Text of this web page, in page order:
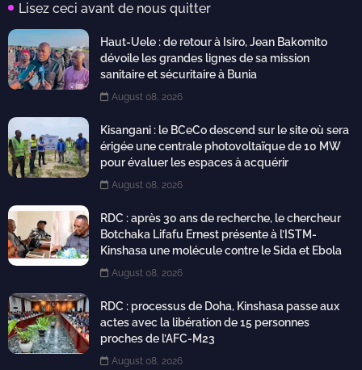
Lisez ceci avant de nous quitter
Haut-Uele : de retour à Isiro, Jean Bakomito
dévoile les grandes lignes de sa mission
sanitaire et sécuritaire à Bunia
August 08, 2026
Kisangani : le BCeCo descend sur le site où sera
érigée une centrale photovoltaïque de 10 MW
pour évaluer les espaces à acquérir
August 08, 2026
RDC : après 30 ans de recherche, le chercheur
Botchaka Lifafu Ernest présente à l’ISTM-
Kinshasa une molécule contre le Sida et Ebola
August 08, 2026
RDC : processus de Doha, Kinshasa passe aux
actes avec la libération de 15 personnes
proches de l’AFC-M23
August 08, 2026